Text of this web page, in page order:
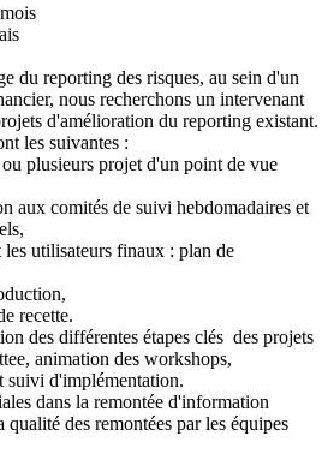
du reporting des risques, au sein d'un
nous recherchons un intervenant
d'amélioration du reporting existant.
les suivantes :
plusieurs projet d'un point de vue
aux comités de suivi hebdomadaires et
utilisateurs finaux : plan de
recette.
des différentes étapes clés des projets
animation des workshops,
d'implémentation.
dans la remontée d'information
des remontées par les équipes